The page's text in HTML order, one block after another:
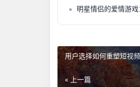
明星情侣的爱情游
用户选择如何重塑短视
« 上一篇